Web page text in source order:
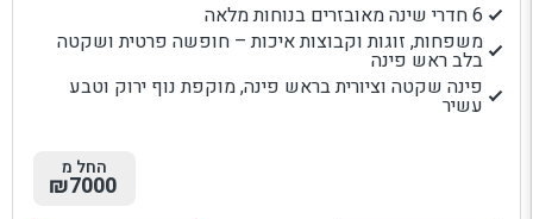
6 חדרי שינה מאובזרים בנוחות מלאה
משפחות, זוגות וקבוצות איכות – חופשה פרטית ושקטה
בלב ראש פינה
פינה שקטה וציורית בראש פינה, מוקפת נוף ירוק וטבע
עשיר
החל מ
₪7000